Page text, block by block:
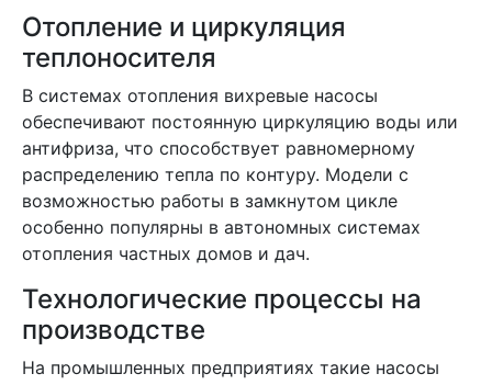
Отопление и циркуляция
теплоносителя
В системах отопления вихревые насосы
обеспечивают постоянную циркуляцию воды или
антифриза, что способствует равномерному
распределению тепла по контуру. Модели с
возможностью работы в замкнутом цикле
особенно популярны в автономных системах
отопления частных домов и дач.
Технологические процессы на
производстве
На промышленных предприятиях такие насосы